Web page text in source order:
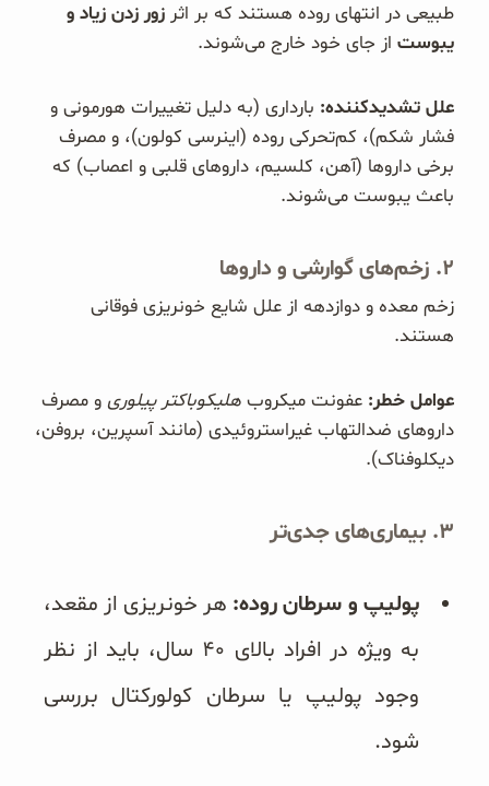
طبیعی در انتهای روده هستند که بر اثر زور زدن زیاد و
یبوست از جای خود خارج می‌شوند.
علل تشدیدکننده: بارداری (به دلیل تغییرات هورمونی و
فشار شکم)، کم‌تحرکی روده (اینرسی کولون)، و مصرف
برخی داروها (آهن، کلسیم، داروهای قلبی و اعصاب) که
باعث یبوست می‌شوند.
۲. زخم‌های گوارشی و داروها
زخم معده و دوازدهه از علل شایع خونریزی فوقانی
هستند.
عوامل خطر: عفونت میکروب هلیکوباکتر پیلوری و مصرف
داروهای ضدالتهاب غیراستروئیدی (مانند آسپرین، بروفن،
دیکلوفناک).
۳. بیماری‌های جدی‌تر
پولیپ و سرطان روده: هر خونریزی از مقعد،
به ویژه در افراد بالای ۴۰ سال، باید از نظر
وجود پولیپ یا سرطان کولورکتال بررسی
شود.